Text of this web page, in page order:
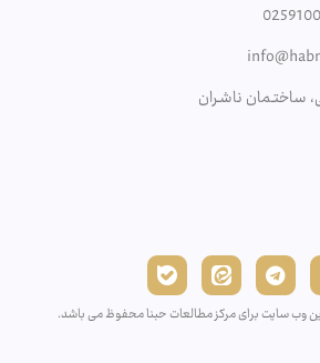
ساختـمان ناشـران
وب سایت برای مرکز مطالعات حبنا محفوظ می باشد.